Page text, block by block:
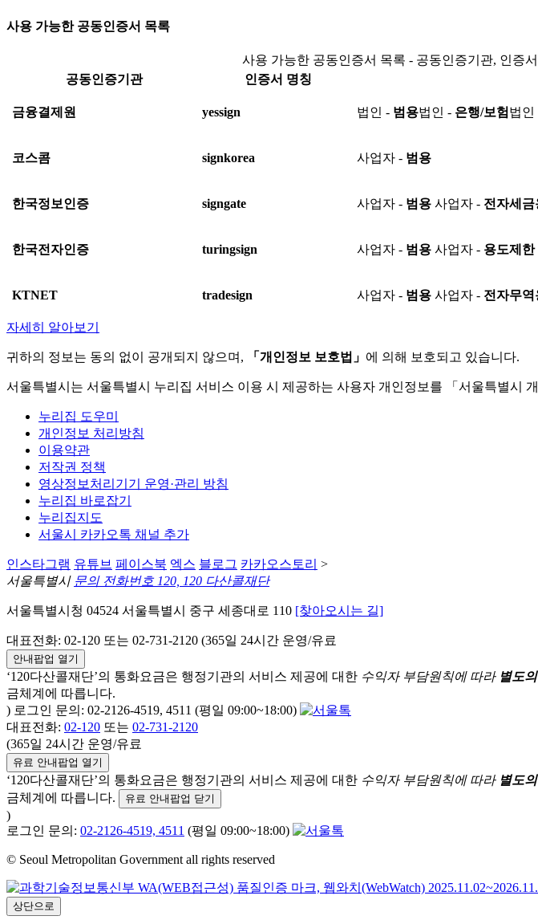
사용 가능한 공동인증서 목록
사용 가능한 공동인증서 목록 - 공동인증기관, 인증
공동인증기관
인증서 명칭
금융결제원 yessign 법인 - 범용법인 - 은행/보험 법인
코스콤 signkorea 사업자 - 범용
한국정보인증 signgate 사업자 - 범용 사업자 - 전자세금
한국전자인증 turingsign 사업자 - 범용 사업자 - 용도제한
KTNET tradesign 사업자 - 범용 사업자 - 전자무역
자세히 알아보기
귀하의 정보는 동의 없이 공개되지 않으며, 「개인정보 보호법」 에 의해 보호되고 있습니다.
서울특별시는 서울특별시 누리집 서비스 이용 시 제공하는 사용자 개인정보를 「서울특별시
누리집 도우미
개인정보 처리방침
이용약관
저작권 정책
영상정보처리기기 운영·관리 방침
누리집 바로잡기
누리집지도
서울시 카카오톡 채널 추가
인스타그램 유튜브 페이스북 엑스 블로그 카카오스토리 >
서울특별시 문의 전화번호 120, 120 다산콜재단
서울특별시청 04524 서울특별시 중구 세종대로 110 [찾아오시는 길]
대표전화: 02-120 또는 02-731-2120 (365일 24시간 운영/유료
안내팝업 열기
‘120다산콜재단’의 통화요금은 행정기관의 서비스 제공에 대한 수익자 부담원칙에 따라 별도
금체계에 따릅니다.
) 로그인 문의: 02-2126-4519, 4511 (평일 09:00~18:00)
대표전화: 02-120 또는 02-731-2120
(365일 24시간 운영/유료
유료 안내팝업 열기
‘120다산콜재단’의 통화요금은 행정기관의 서비스 제공에 대한 수익자 부담원칙에 따라 별도
금체계에 따릅니다.
유료 안내팝업 닫기
)
로그인 문의: 02-2126-4519, 4511 (평일 09:00~18:00)
© Seoul Metropolitan Government all rights reserved
상단으로